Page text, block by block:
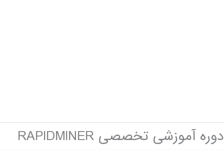
دوره آموزشی تخصصی RAPIDMINER